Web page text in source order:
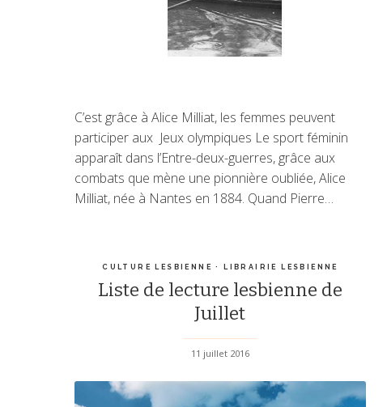
C’est grâce à Alice Milliat, les femmes peuvent
participer aux Jeux olympiques Le sport féminin
apparaît dans l’Entre-deux-guerres, grâce aux
combats que mène une pionnière oubliée, Alice
Milliat, née à Nantes en 1884. Quand Pierre…
CULTURE LESBIENNE · LIBRAIRIE LESBIENNE
Liste de lecture lesbienne de
Juillet
11 juillet 2016